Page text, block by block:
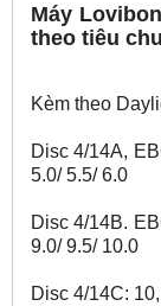
Máy
theo tiêu
Kèm theo
Disc 4/14A,
5.0/ 5.5/ 6.0
Disc 4/14B.
9.0/ 9.5/ 10.0
Disc 4/14C: